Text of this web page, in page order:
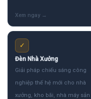
✓
Đèn Nhà Xưởng
Giải pháp chiếu sáng công
nghiệp thế hệ mới cho nhà
xưởng, kho bãi, nhà máy sản